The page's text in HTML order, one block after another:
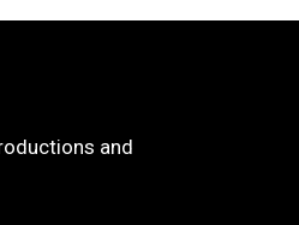
and